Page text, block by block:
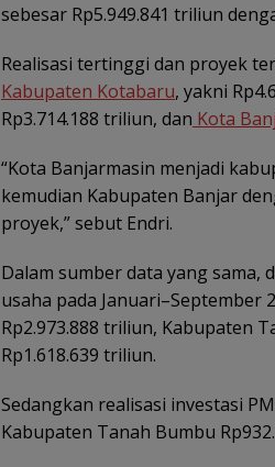
sebesar Rp5.949.841 triliun
Realisasi tertinggi dan proyek
Kabupaten Kotabaru, yakni
Rp3.714.188 triliun, dan Kota
“Kota Banjarmasin menjadi
kemudian Kabupaten Banjar
proyek,” sebut Endri.
Dalam sumber data yang
usaha pada Januari–September
Rp2.973.888 triliun, Kabupaten
Rp1.618.639 triliun.
Sedangkan realisasi investasi
Kabupaten Tanah Bumbu